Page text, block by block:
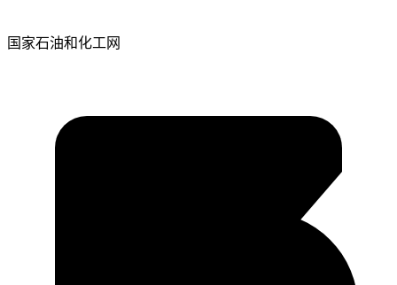
国家石油和化工网